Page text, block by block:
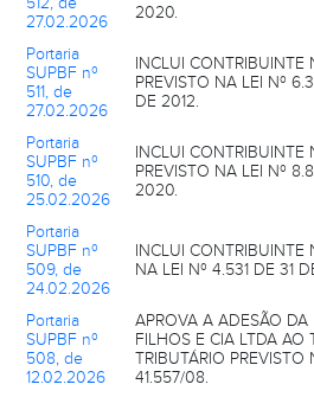
27.02.2026
2020.
Portaria
SUPBF nº
511, de
27.02.2026
INCLUI CONTRIBUINTE
PREVISTO NA LEI Nº
DE 2012.
Portaria
SUPBF nº
510, de
25.02.2026
INCLUI CONTRIBUINTE
PREVISTO NA LEI Nº
2020.
Portaria
SUPBF nº
509, de
24.02.2026
INCLUI CONTRIBUINTE
NA LEI Nº 4.531 DE 31
Portaria
SUPBF nº
508, de
12.02.2026
APROVA A ADESÃO DA
FILHOS E CIA LTDA AO
TRIBUTÁRIO PREVISTO
41.557/08.